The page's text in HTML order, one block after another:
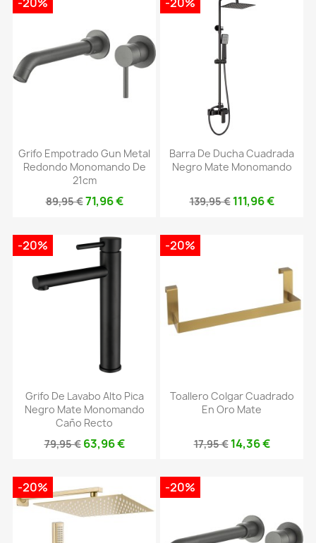
Grifo Empotrado Gun Metal
Redondo Monomando De
21cm
89,95 €71,96 €
Barra De Ducha Cuadrada
Negro Mate Monomando
139,95 € 111,96 €
Grifo De Lavabo Alto Pica
Negro Mate Monomando
Caño Recto
79,95 € 63,96 €
-20%
Toallero Colgar Cuadrado
En Oro Mate
17,95 € 14,36 €
-20%
-20% -20%